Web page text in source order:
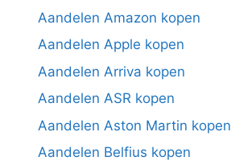
Aandelen Amazon kopen
Aandelen Apple kopen
Aandelen Arriva kopen
Aandelen ASR kopen
Aandelen Aston Martin kopen
Aandelen Belfius kopen